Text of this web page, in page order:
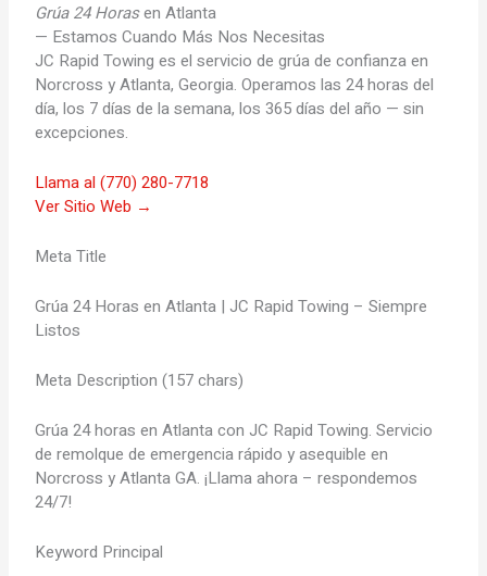
Grúa 24 Horasen Atlanta
— Estamos Cuando Más Nos Necesitas
JC Rapid Towing es el servicio de grúa de confianza en
Norcross y Atlanta, Georgia. Operamos las 24 horas del
día, los 7 días de la semana, los 365 días del año — sin
excepciones.
Llama al (770) 280-7718
Ver Sitio Web →
Meta Title
Grúa 24 Horas en Atlanta | JC Rapid Towing – Siempre
Listos
Meta Description (157 chars)
Grúa 24 horas en Atlanta con JC Rapid Towing. Servicio
de remolque de emergencia rápido y asequible en
Norcross y Atlanta GA. ¡Llama ahora – respondemos
24/7!
Keyword Principal